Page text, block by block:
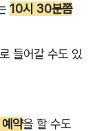
10시 30분쯤
들어갈 수도 있
약을 할 수도